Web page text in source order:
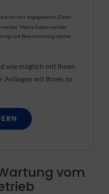
von mir angegebenen Daten
Meine Daten werden
und Beantwortung meiner
wie möglich mit Ihnen
Anliegen mit Ihnen zu
vom